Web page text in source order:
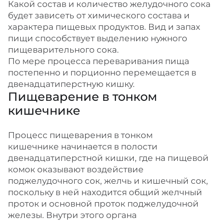
Какой состав и количество желудочного сока
будет зависеть от химического состава и
характера пищевых продуктов. Вид и запах
пищи способствует выделению нужного
пищеварительного сока.
По мере процесса переваривания пища
постепенно и порционно перемещается в
двенадцатиперстную кишку.
Пищеварение в тонком
кишечнике
Процесс пищеварения в тонком
кишечнике начинается в полости
двенадцатиперстной кишки, где на пищевой
комок оказывают воздействие
поджелудочного сок, желчь и кишечный сок,
поскольку в ней находится общий желчный
проток и основной проток поджелудочной
железы. Внутри этого органа